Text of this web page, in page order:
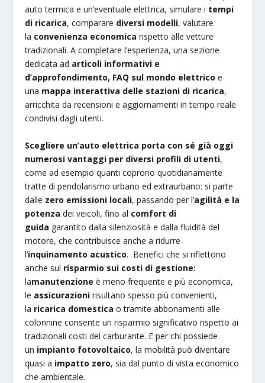
auto termica e un’eventuale elettrica, simulare i tempi
di ricarica, comparare diversi modelli, valutare
la convenienza economica rispetto alle vetture
tradizionali. A completare l’esperienza, una sezione
dedicata ad articoli informativi e
d’approfondimento, FAQ sul mondo elettrico e
una mappa interattiva delle stazioni di ricarica,
arricchita da recensioni e aggiornamenti in tempo reale
condivisi dagli utenti.
Scegliere un’auto elettrica porta con sé già oggi
numerosi vantaggi per diversi profili di utenti,
come ad esempio quanti coprono quotidianamente
tratte di pendolarismo urbano ed extraurbano: si parte
dalle zero emissioni locali, passando per l’agilità e la
potenza dei veicoli, fino al comfort di
guida garantito dalla silenziosità e dalla fluidità del
motore, che contribuisce anche a ridurre
l’inquinamento acustico. Benefici che si riflettono
anche sul risparmio sui costi di gestione:
lamanutenzione è meno frequente e più economica,
le assicurazioni risultano spesso più convenienti,
la ricarica domestica o tramite abbonamenti alle
colonnine consente un risparmio significativo rispetto ai
tradizionali costi del carburante. E per chi possiede
un impianto fotovoltaico, la mobilità può diventare
quasi a impatto zero, sia dal punto di vista economico
che ambientale.